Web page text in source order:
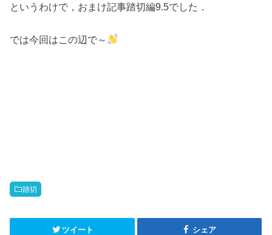
というわけで，おまけ記事踏切編9.5でした．
では今回はこの辺で～
踏切
ツイート シェア